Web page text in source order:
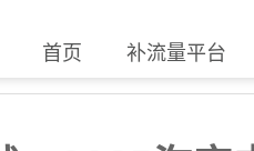
首页 补流量平台